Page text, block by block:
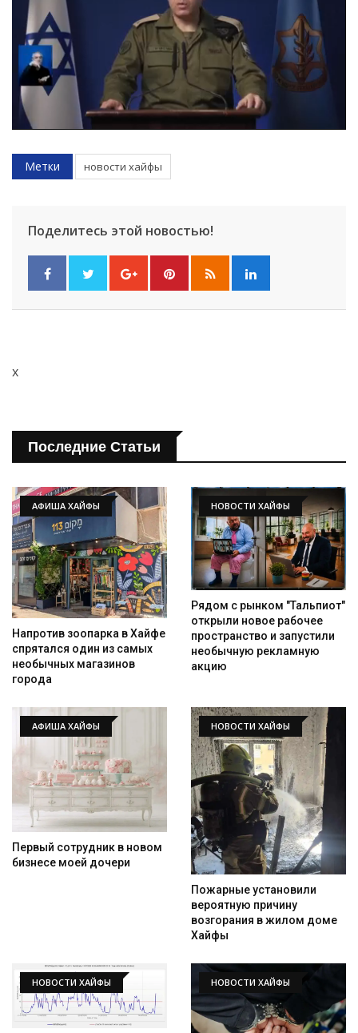
Метки новости хайфы
Поделитесь этой новостью!
x
Последние Статьи
АФИША ХАЙФЫ
Напротив зоопарка в Хайфе
спрятался один из самых
необычных магазинов
города
НОВОСТИ ХАЙФЫ
Рядом с рынком "Тальпиот"
открыли новое рабочее
пространство и запустили
необычную рекламную
акцию
АФИША ХАЙФЫ
Первый сотрудник в новом
бизнесе моей дочери
НОВОСТИ ХАЙФЫ
Пожарные установили
вероятную причину
возгорания в жилом доме
Хайфы
НОВОСТИ ХАЙФЫ НОВОСТИ ХАЙФЫ